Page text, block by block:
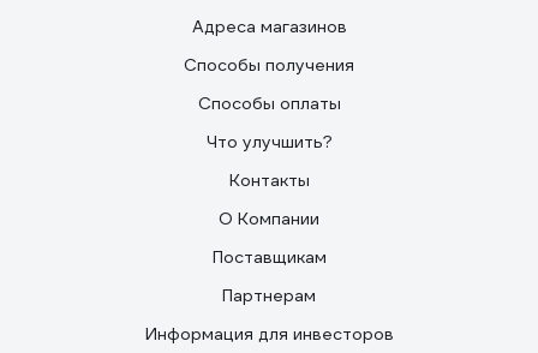
Адреса магазинов
Способы получения
Способы оплаты
Что улучшить?
Контакты
О Компании
Поставщикам
Партнерам
Информация для инвесторов